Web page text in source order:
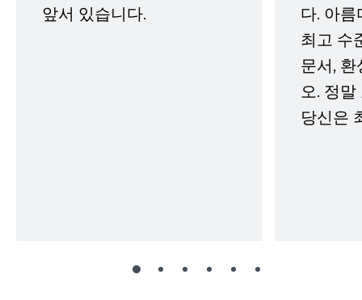
앞서 있습니다.
다. 아름
최고 수
문서,
오. 정
당신은